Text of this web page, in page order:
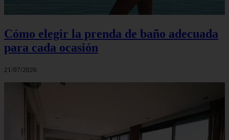
Cómo elegir la prenda de baño adecuada
para cada ocasión
21/07/2026